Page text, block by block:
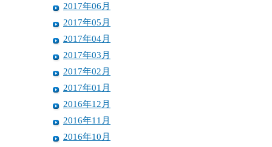
2017年06月
2017年05月
2017年04月
2017年03月
2017年02月
2017年01月
2016年12月
2016年11月
2016年10月